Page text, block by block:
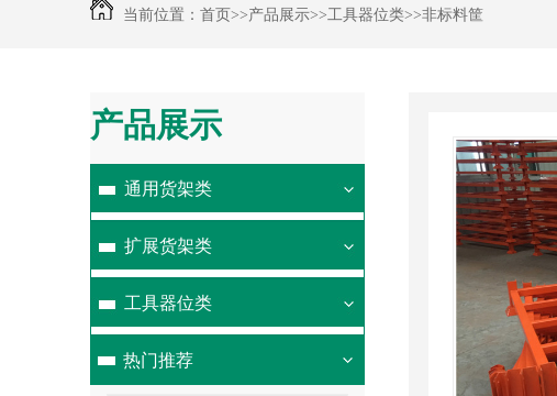
当前位置： 首页 >>产品展示>>工具器位类>>非标料筐
产品展示
通用货架类
扩展货架类
工具器位类
热门推荐